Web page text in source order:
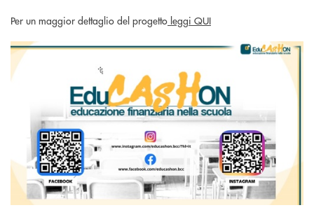
Per un maggior dettaglio del progetto leggi QUI